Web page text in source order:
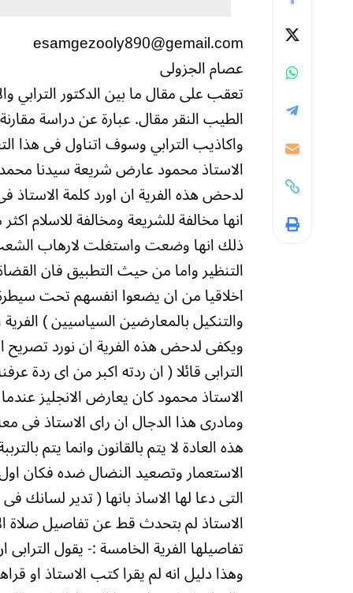
esamgezooly890@gemail.com
عصام الجزولى
تعقب على مقال ما بين الدكتور الترابي
الطيب النقر مقال. عبارة عن دراسة
واكاذيب الترابي وسوف اتناول فى هذا
الاستاذ محمود عارض شريعة سيدنا
انها مخالفة للشريعة ومخالفة
ذلك انها وضعت واستغلت لارهاب
التنظير واما من حيث التطبيق فان
اخلاقيا من ان يضعوا انفسهم تحت
والتنكيل بالمعارضين السياسيين )
ويكفى لدحض هذه الفرية ان نورد تصريح
الترابى قائلا ( ان ردته اكبر من اى ردة
الاستاذ محمود كان يعارض الانجليز
ومادرى هذا الدجال ان راى الاستاذ فى
هذه العادة لا يتم بالقانون وانما يتم
الاستعمار وتصعيد النضال ضده فكان
التى دعا لها الاساذ بانها ( تدير
الاستاذ لم بتحدث قط عن تفاصيل صلاة
تفاصيلها الفرية الخامسة :- يقول
وهذا دليل انه لم يقرا كتب الاستاذ او